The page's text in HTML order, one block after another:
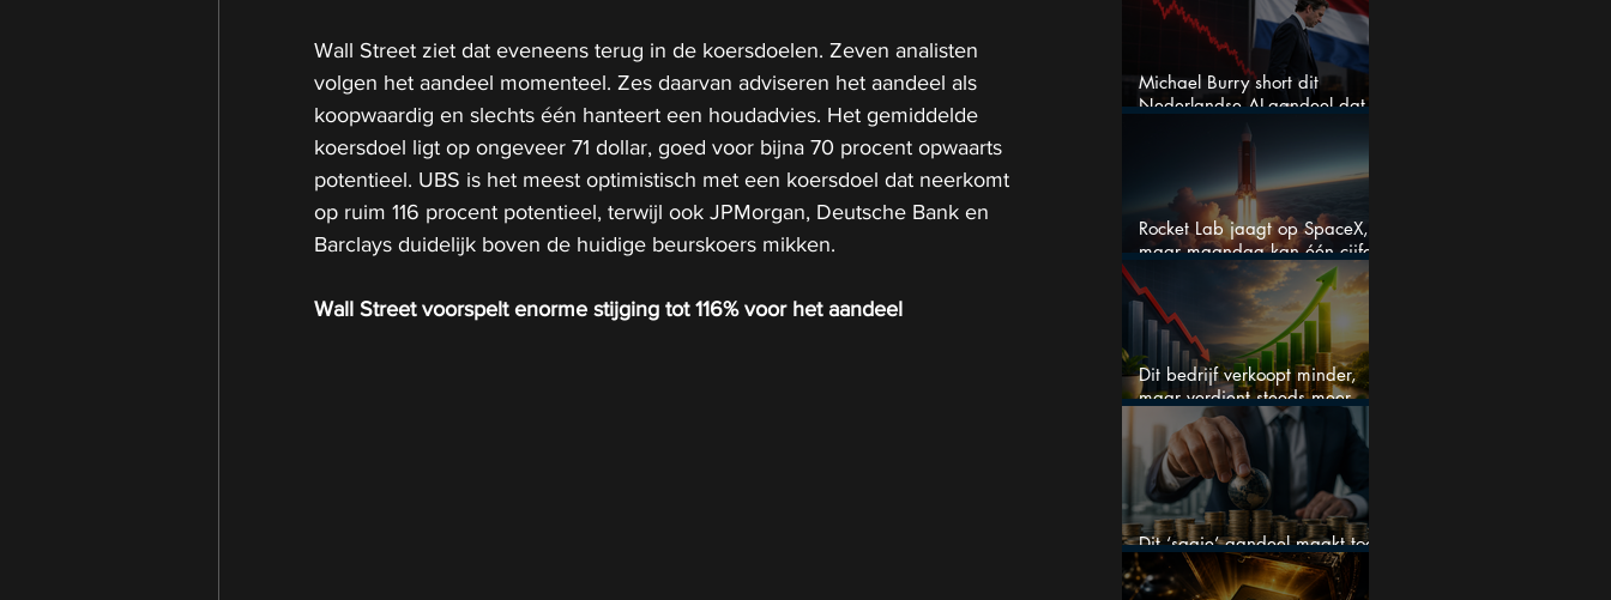
Wall Street ziet dat eveneens terug in de koersdoelen. Zeven analisten
volgen het aandeel momenteel. Zes daarvan adviseren het aandeel als
koopwaardig en slechts één hanteert een houdadvies. Het gemiddelde
koersdoel ligt op ongeveer 71 dollar, goed voor bijna 70 procent opwaarts
potentieel. UBS is het meest optimistisch met een koersdoel dat neerkomt
op ruim 116 procent potentieel, terwijl ook JPMorgan, Deutsche Bank en
Barclays duidelijk boven de huidige beurskoers mikken.
Wall Street voorspelt enorme stijging tot 116% voor het aandeel
Michael Burry short dit
Nederlandse AI-aandeel dat
maar liefst 684% groeit
Rocket Lab jaagt op SpaceX,
maar maandag kan één cijfer
de droom doorprikken?
Dit bedrijf verkoopt minder,
maar verdient steeds meer —
hoe lang kan dit sprookje
doorgaan?
Dit ‘saaie’ aandeel maakt toch
bizar veel winst